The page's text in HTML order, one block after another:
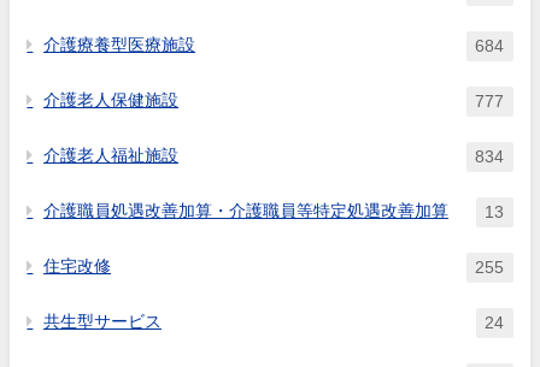
介護療養型医療施設 684
介護老人保健施設 777
介護老人福祉施設 834
介護職員処遇改善加算・介護職員等特定処遇改善加算 13
住宅改修 255
共生型サービス 24